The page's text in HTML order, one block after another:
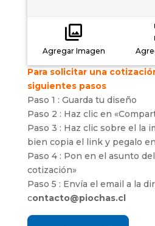
Agregar Imagen
Para solicitar una
siguientes pasos
Paso 1 : Guarda tu diseño
Paso 2 : Haz clic en
Paso 3 : Haz clic sobre el la
bien copia el link y pegalo
Paso 4 : Pon en el asunto
cotización»
Paso 5 : Envía el email a la
contacto@piochas.cl